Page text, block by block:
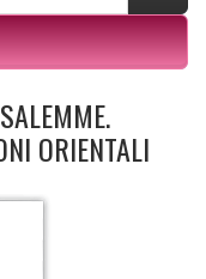
ORIENTALI